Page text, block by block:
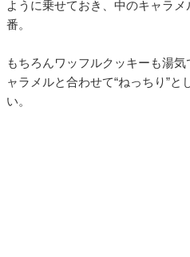
ように乗せておき、中のキャラ
番。
もちろんワッフルクッキーも湯
ャラメルと合わせて“ねっちり”
い。